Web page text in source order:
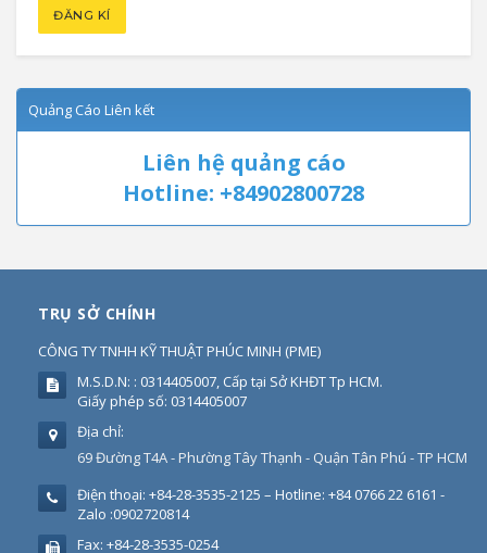
Quảng Cáo Liên kết
Liên hệ quảng cáo
Hotline: +84902800728
TRỤ SỞ CHÍNH
CÔNG TY TNHH KỸ THUẬT PHÚC MINH (PME)
M.S.D.N: : 0314405007, Cấp tại Sở KHĐT Tp HCM.
Giấy phép số: 0314405007
Địa chỉ:
69 Đường T4A - Phường Tây Thạnh - Quận Tân Phú - TP HCM
Điện thoại: +84-28-3535-2125 – Hotline: +84 0766 22 6161 -
Zalo :0902720814
Fax: +84-28-3535-0254